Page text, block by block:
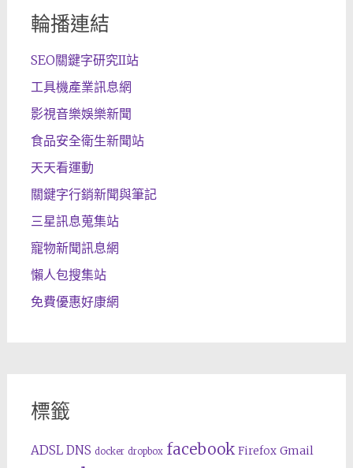
輪播連結
SEO關鍵字研究II站
工具機產業訊息網
影視音樂娛樂新聞
食品安全衛生新聞站
天天看運動
關鍵字行銷新聞與筆記
三星訊息蒐集站
寵物新聞訊息網
懶人包搜集站
免費優惠好康網
標籤
ADSL DNS docker dropbox facebook Firefox Gmail